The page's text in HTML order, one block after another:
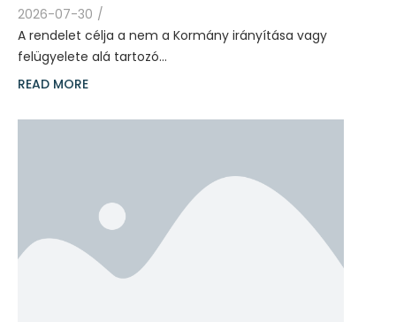
2026-07-30 /
A rendelet célja a nem a Kormány irányítása vagy
felügyelete alá tartozó…
READ MORE